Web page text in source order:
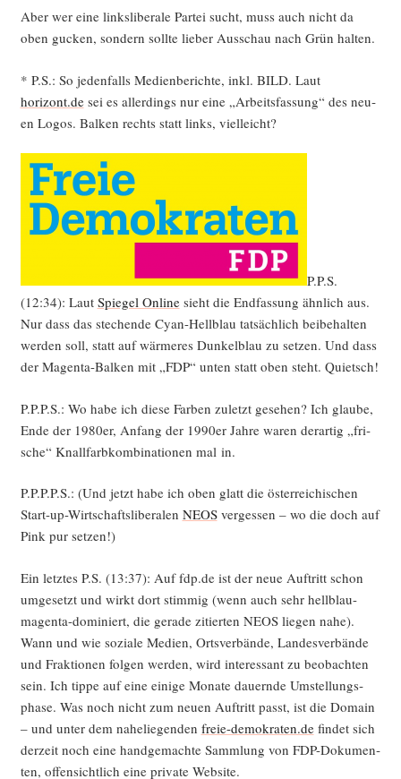
Aber wer eine links­li­be­ra­le Par­tei sucht, muss auch nicht da
oben gucken, son­dern soll­te lie­ber Aus­schau nach Grün halten.
* P.S.: So jeden­falls Medi­en­be­rich­te, inkl. BILD. Laut
horizont.desei es aller­dings nur eine „Arbeits­fas­sung“ des neu­
en Logos. Bal­ken rechts statt links, vielleicht?
P.P.S.
(12:34): Laut Spie­gel Onlinesieht die End­fas­sung ähn­lich aus.
Nur dass das ste­chen­de Cyan-Hell­blau tat­säch­lich bei­be­hal­ten
wer­den soll, statt auf wär­me­res Dun­kel­blau zu set­zen. Und dass
der Magen­ta-Bal­ken mit „FDP“ unten statt oben steht. Quietsch!
P.P.P.S.: Wo habe ich die­se Far­ben zuletzt gese­hen? Ich glau­be,
Ende der 1980er, Anfang der 1990er Jah­re waren der­ar­tig „fri­
sche“ Knall­farb­kom­bi­na­tio­nen mal in.
P.P.P.P.S.: (Und jetzt habe ich oben glatt die öster­rei­chi­schen
Start-up-Wirt­schafts­li­be­ra­len NEOSver­ges­sen – wo die doch auf
Pink pur setzen!)
Ein letz­tes P.S. (13:37): Auf fdp.de ist der neue Auf­tritt schon
umge­setzt und wirkt dort stim­mig (wenn auch sehr hell­blau-
magen­ta-domi­niert, die gera­de zitier­ten NEOS lie­gen nahe).
Wann und wie sozia­le Medi­en, Orts­ver­bän­de, Lan­des­ver­bän­de
und Frak­tio­nen fol­gen wer­den, wird inter­es­sant zu beob­ach­ten
sein. Ich tip­pe auf eine eini­ge Mona­te dau­ern­de Umstel­lungs­
pha­se. Was noch nicht zum neu­en Auf­tritt passt, ist die Domain
– und unter dem nahe­lie­gen­den freie-demokraten.defin­det sich
der­zeit noch eine hand­ge­mach­te Samm­lung von FDP-Doku­men­
ten, offen­sicht­lich eine pri­va­te Website.